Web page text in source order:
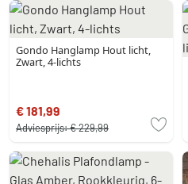
Gondo Hanglamp Hout licht,
Zwart, 4-lichts
€ 181,99
Adviesprijs:€ 229,99